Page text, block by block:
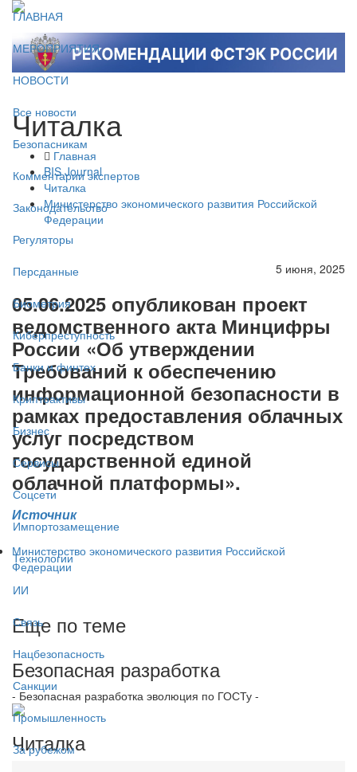
ГЛАВНАЯ
МЕРОПРИЯТИЯ
НОВОСТИ
Все новости
Безопасникам
Комментарии экспертов
Законодательство
Регуляторы
Персданные
Биометрия
Киберпреступность
Банки и финтех
Криптоактивы
Бизнес
Сервисы
Соцсети
Импортозамещение
Технологии
ИИ
Связь
Нацбезопасность
Санкции
Промышленность
За рубежом
Читалка
Главная
BIS Journal
Читалка
Министерство экономического развития Российской
Федерации
5 июня, 2025
05.06.2025 опубликован проект
ведомственного акта Минцифры
России «Об утверждении
Требований к обеспечению
информационной безопасности в
рамках предоставления облачных
услуг посредством
государственной единой
облачной платформы».
Источник
Министерство экономического развития Российской
Федерации
Еще по теме
Безопасная разработка
- Безопасная разработка эволюция по ГОСТу -
Читалка